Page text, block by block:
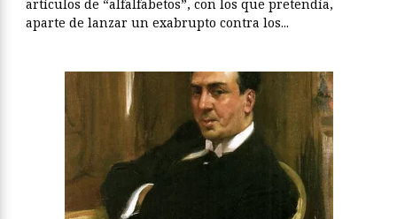
artículos de “alfalfabetos”, con los que pretendía,
aparte de lanzar un exabrupto contra los...